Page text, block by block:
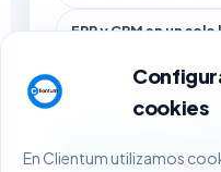
cookies
En Clientum utilizamos
ERP y CRM en un